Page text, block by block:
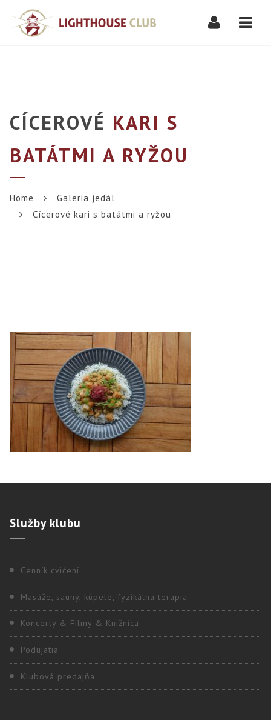
CÍCEROVÉ KARI S
BATÁTMI A RYŽOU
Home
Galeria jedál
Cícerové kari s batátmi a ryžou
Službyklubu
Cenník cvičení
Masáže, sauny, kúpele, fyzikálna terapia
Koncerty & Filmy & Knižnica
Podujatia
Klubová predajňa